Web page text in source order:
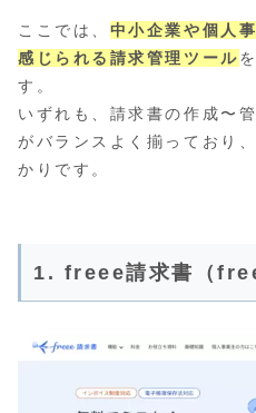
ここでは、 中小企業や個人
感じられる請求管理ツール
す。
いずれも、請求書の作成〜
がバランスよく揃っており
かりです。
1. freee請求書（